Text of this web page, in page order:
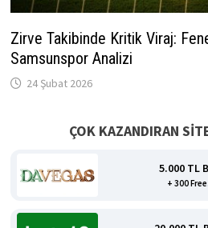
Zirve Takibinde Kritik Viraj:
Samsunspor Analizi
24 Şubat 2026
ÇOK KAZANDIRAN
5.000 TL
+ 300